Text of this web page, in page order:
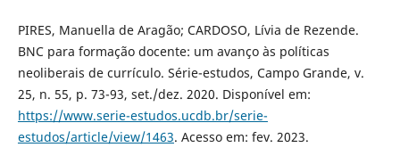
PIRES, Manuella de Aragão; CARDOSO, Lívia de Rezende.
BNC para formação docente: um avanço às políticas
neoliberais de currículo. Série-estudos, Campo Grande, v.
25, n. 55, p. 73-93, set./dez. 2020. Disponível em:
https://www.serie-estudos.ucdb.br/serie-
estudos/article/view/1463. Acesso em: fev. 2023.